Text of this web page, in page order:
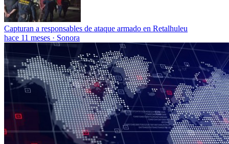
Capturan a responsables de ataque armado en Retalhuleu
hace 11 meses · Sonora